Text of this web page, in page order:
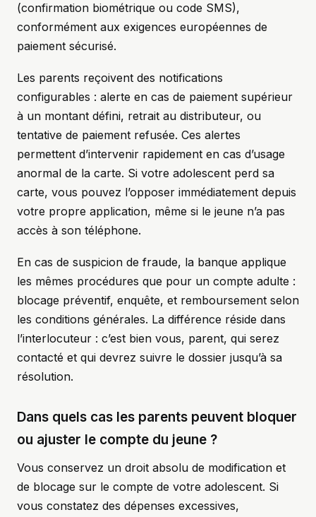
(confirmation biométrique ou code SMS),
conformément aux exigences européennes de
paiement sécurisé.
Les parents reçoivent des notifications
configurables : alerte en cas de paiement supérieur
à un montant défini, retrait au distributeur, ou
tentative de paiement refusée. Ces alertes
permettent d’intervenir rapidement en cas d’usage
anormal de la carte. Si votre adolescent perd sa
carte, vous pouvez l’opposer immédiatement depuis
votre propre application, même si le jeune n’a pas
accès à son téléphone.
En cas de suspicion de fraude, la banque applique
les mêmes procédures que pour un compte adulte :
blocage préventif, enquête, et remboursement selon
les conditions générales. La différence réside dans
l’interlocuteur : c’est bien vous, parent, qui serez
contacté et qui devrez suivre le dossier jusqu’à sa
résolution.
Dans quels cas les parents peuvent bloquer
ou ajuster le compte du jeune ?
Vous conservez un droit absolu de modification et
de blocage sur le compte de votre adolescent. Si
vous constatez des dépenses excessives,